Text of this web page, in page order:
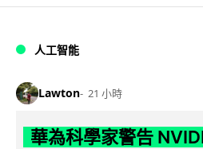
人工智能
Lawton 21 小時
華為科學家警告